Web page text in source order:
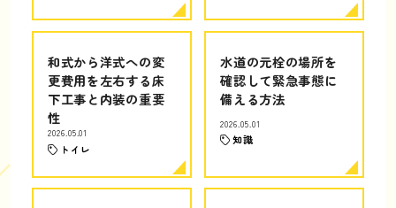
和式から洋式への変
更費用を左右する床
下工事と内装の重要
性
2026.05.01
トイレ
水道の元栓の場所を
確認して緊急事態に
備える方法
2026.05.01
知識